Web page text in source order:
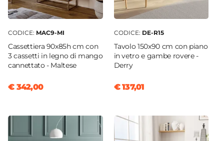
CODICE: MAC9-MI
Cassettiera 90x85h cm con
3 cassetti in legno di mango
cannettato - Maltese
€ 342,00
CODICE: DE-R15
Tavolo 150x90 cm con piano
in vetro e gambe rovere -
Derry
€ 137,01